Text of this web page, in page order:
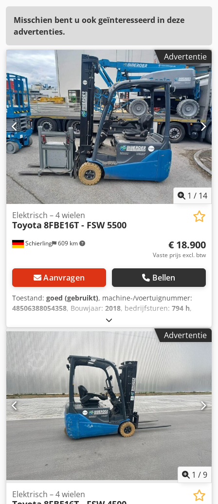
Misschien bent u ook geïnteresseerd in deze
advertenties.
Advertentie
1 / 14
Schierling 609 km
Elektrisch – 4 wielen
Toyota 8FBE16T - FSW 5500
€ 18.900
Vaste prijs excl. btw
Aanvragen Bellen
Toestand: goed (gebruikt), machine-/voertuignummer:
48506388054358, Bouwjaar: 2018, bedrijfsturen: 794 h,
, hefhoogte:
brandstoftype:elektrisch, masttype:overig, totaalgewicht:
2.980 kg, 4745048 Dedpfx Amozqb H De Sjwa De Toyota
8FBE16T - FSW 5500 elektrische vorkheftruck is een
krachtige en veelzijdige oplossing voor het intern en extern
transporteren van materialen. Met een nominale
draagkracht van 1.600 kg en een gemiddelde hefhoogte
van 5,33 meter biedt hij ...
Advertentie
1 /9
Elektrisch – 4 wielen